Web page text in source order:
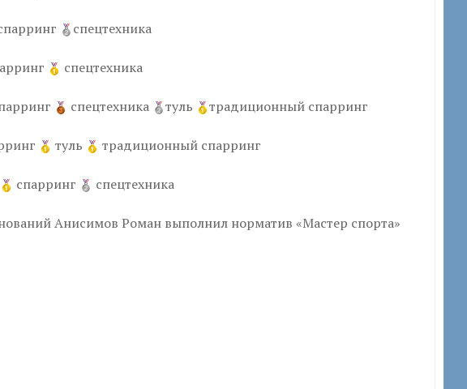
спецтехника
спецтехника
спецтехника туль традиционный спарринг
туль традиционный спарринг
спарринг спецтехника
Анисимов Роман выполнил норматив «Мастер спорта»